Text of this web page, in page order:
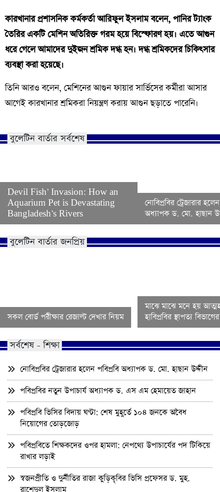
কারখানার প্রশাসনিক কর্মকর্তা আরিফুল ইসলাম বলেন, পানির ট্যাংক
তৈরির একটি মেশিন অতিরিক্ত গরম হয়ে বিস্ফোরণ হয়। এতে আগুন
ধরে গেলে আমাদের দুইজন শ্রমিক দগ্ধ হন। দগ্ধ শ্রমিকদের চিকিৎসার
ব্যবস্থা করা হয়েছে।
তিনি আরও বলেন, মেশিনের আগুন ফায়ার সার্ভিসের কর্মীরা আসার
আগেই কারখানার শ্রমিকরা নিয়ন্ত্রণ করায় আগুন ছড়াতে পারেনি।
বুলেটিন বার্তার সর্বশেষ
Devil Fish’ Invasion: How an
Aquarium Pet is Devastating
Bangladesh’s Rivers
নোবিপ্রবির ট্রেজারার
অধ্যাপক ড. মো. হাছান
বুলেটিন বার্তার জনপ্রিয়
সকল বোর্ড পরীক্ষার রেজাল্ট দেখার নিয়ম
মাঝে মাঝে মনে হয়
হাবিপ্রবির স্থাপত্য
সর্বশেষ - শিক্ষা
নোবিপ্রবির ট্রেজারার হলেন পবিপ্রবি অধ্যাপক ড. মো. হাছান উদ্দীন
পবিপ্রবির নতুন উপাচার্য অধ্যাপক ড. এস এম হেমায়েত জাহান
পবিপ্রবি ভিসির বিদায় ঘণ্টা: শেষ মুহূর্তে ১০৪ জনকে অবৈধ
নিয়োগের তোড়জোড়
পবিপ্রবিতে শিক্ষকদের ওপর হামলা: নেপথ্যে উপাচার্যের পদ টিকিয়ে
রাখার লড়াই
স্বজনপ্রীতি ও দুর্নীতির রাজা কুড়িকৃবির ভিসি প্রফেসর ড. মুহ.
রাশেদুল ইসলাম